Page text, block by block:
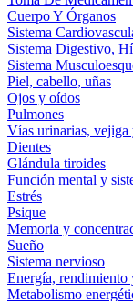
Cuerpo Y Órganos
Sistema
Sistema Digestivo,
Sistema
Piel, cabello, uñas
Ojos y oídos
Pulmones
Vías urinarias, vejiga
Dientes
Glándula tiroides
Función mental y
Estrés
Psique
Memoria y
Sueño
Sistema nervioso
Energía, rendimiento
Metabolismo